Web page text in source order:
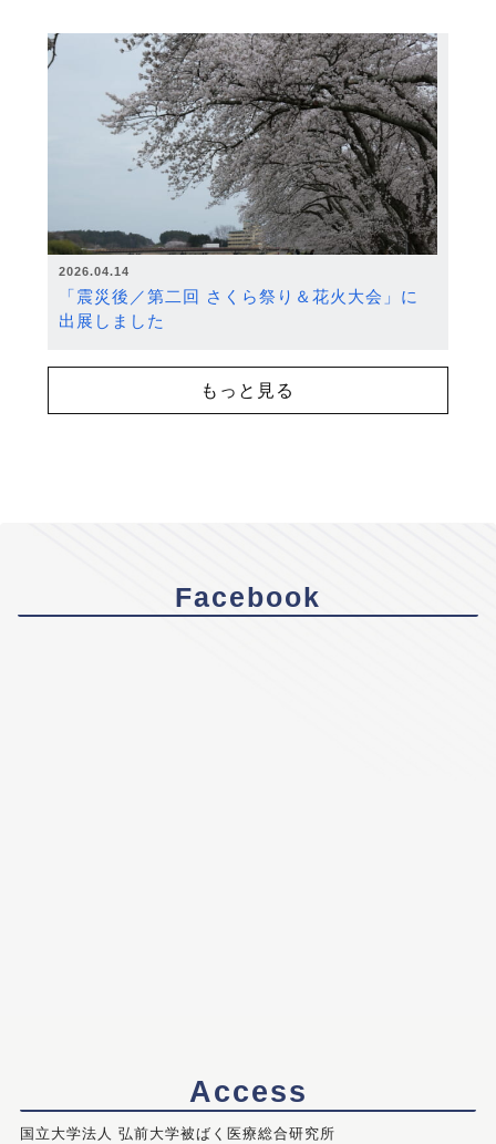
2026.04.14
「震災後／第二回 さくら祭り＆花火大会」に
出展しました
もっと見る
Facebook
Access
国立大学法人 弘前大学被ばく医療総合研究所